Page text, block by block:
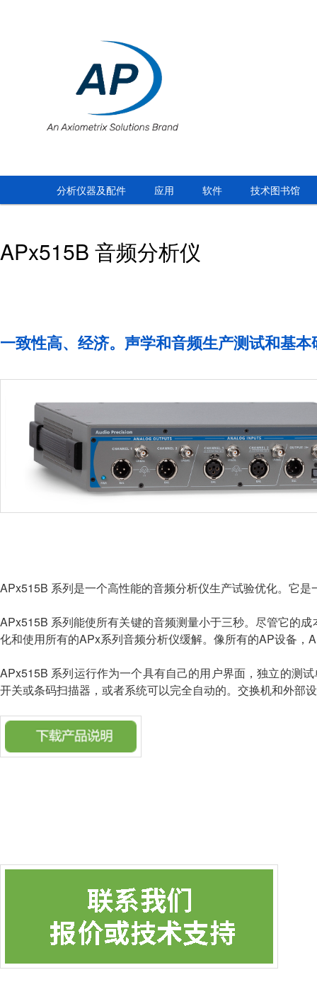
分析仪器及配件 应用 软件 技术图书馆
APx515B 音频分析仪
一致性高、经济。声学和音频生产测试和基
APx515B 系列是一个高性能的音频分析仪生产试验优化。它
APx515B 系列能使所有关键的音频测量小于三秒。尽管它的
化和使用所有的APx系列音频分析仪缓解。像所有的AP设备
APx515B 系列运行作为一个具有自己的用户界面，独立的测
开关或条码扫描器，或者系统可以完全自动的。交换机和外部